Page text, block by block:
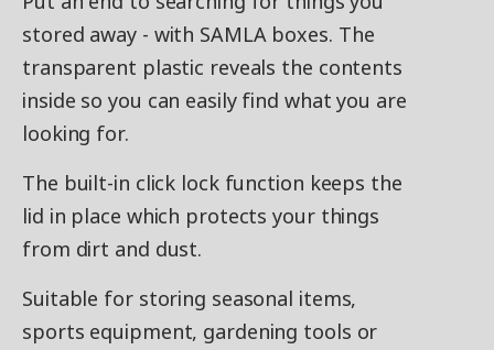
stored away - with SAMLA boxes. The
transparent plastic reveals the contents
inside so you can easily find what you are
looking for.
The built-in click lock function keeps the
lid in place which protects your things
from dirt and dust.
Suitable for storing seasonal items,
sports equipment, gardening tools or